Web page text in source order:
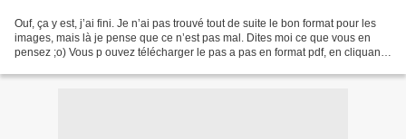
Ouf, ça y est, j’ai fini. Je n’ai pas trouvé tout de suite le bon format pour les
images, mais là je pense que ce n’est pas mal. Dites moi ce que vous en
pensez ;o) Vous p ouvez télécharger le pas a pas en format pdf, en cliquant